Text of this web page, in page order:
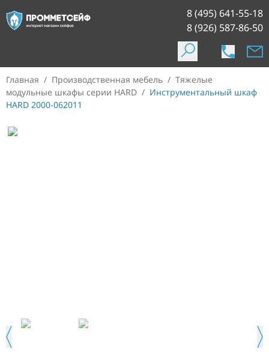
8 (495) 641-55-18
8 (926) 587-86-50
Главная / Производственная мебель / Тяжелые
модульные шкафы серии HARD / Инструментальный шкаф
HARD 2000-062011